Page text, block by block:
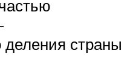
деления страны